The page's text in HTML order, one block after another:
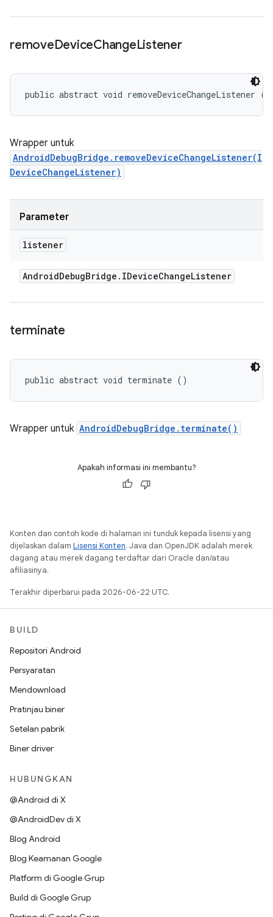
removeDeviceChangeListener
public abstract void removeDeviceChangeListener (
Wrapper untuk
AndroidDebugBridge.removeDeviceChangeListener(I
DeviceChangeListener)
Parameter
listener
AndroidDebugBridge . IDeviceChangeListener
terminate
public abstract void terminate ()
Wrapper untuk AndroidDebugBridge.terminate()
Apakah informasi ini membantu?
Konten dan contoh kode di halaman ini tunduk kepada lisensi yang
dijelaskan dalam Lisensi Konten. Java dan OpenJDK adalah merek
dagang atau merek dagang terdaftar dari Oracle dan/atau
afiliasinya.
Terakhir diperbarui pada 2026-06-22 UTC.
BUILD
Repositori Android
Persyaratan
Mendownload
Pratinjau biner
Setelan pabrik
Biner driver
HUBUNGKAN
@Android di X
@AndroidDev di X
Blog Android
Blog Keamanan Google
Platform di Google Grup
Build di Google Grup